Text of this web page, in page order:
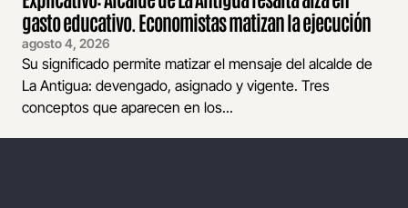
gasto educativo. Economistas matizan la ejecución
agosto 4, 2026
Su significado permite matizar el mensaje del alcalde de
La Antigua: devengado, asignado y vigente. Tres
conceptos que aparecen en los...